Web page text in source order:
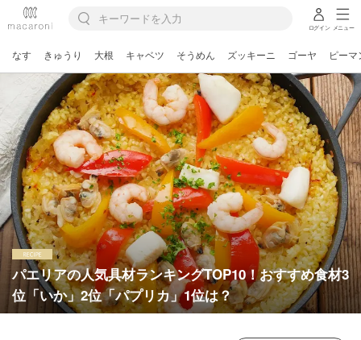
ログイン メニュー
なす きゅうり 大根 キャベツ そうめん ズッキーニ ゴーヤ ピーマ
パエリアの人気具材ランキングTOP10！おすすめ食材3
位「いか」2位「パプリカ」1位は？